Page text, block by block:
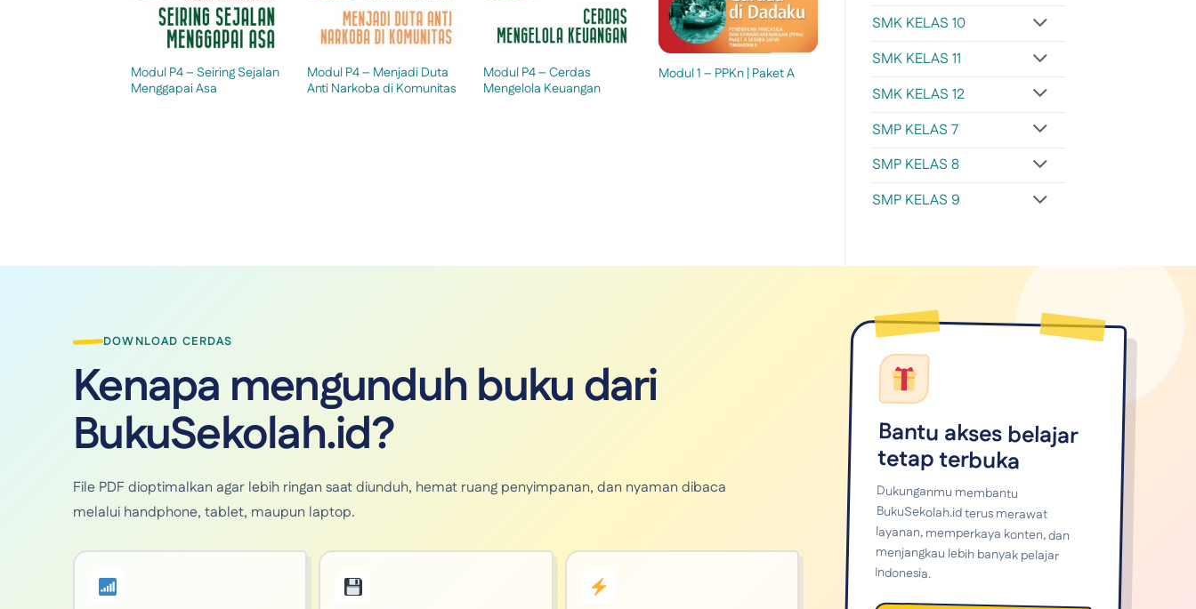
SMK KELAS 10
SMK KELAS 11
SMK KELAS 12
SMP KELAS 7
SMP KELAS 8
SMP KELAS 9
Modul P4 – Seiring Sejalan
Menggapai Asa
Modul P4 – Menjadi Duta
Anti Narkoba di Komunitas
Modul P4 – Cerdas
Mengelola Keuangan
Modul 1 – PPKn | Paket A
DOWNLOAD CERDAS
Kenapa mengunduh buku dari
BukuSekolah.id?
File PDF dioptimalkan agar lebih ringan saat diunduh, hemat ruang penyimpanan, dan nyaman dibaca
melalui handphone, tablet, maupun laptop.
Bantu akses belajar
tetap terbuka
Dukunganmu membantu
BukuSekolah.id terus merawat
layanan, memperkaya konten, dan
menjangkau lebih banyak pelajar
Indonesia.